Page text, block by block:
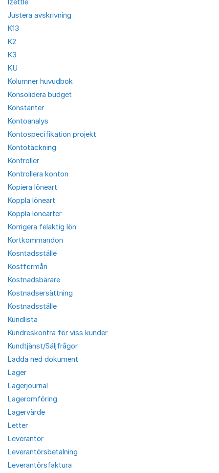
Izettle
Justera avskrivning
K13
K2
K3
KU
Kolumner huvudbok
Konsolidera budget
Konstanter
Kontoanalys
Kontospecifikation projekt
Kontotäckning
Kontroller
Kontrollera konton
Kopiera löneart
Koppla löneart
Koppla lönearter
Korrigera felaktig lön
Kortkommandon
Kosntadsställe
Kostförmån
Kostnadsbärare
Kostnadsersättning
Kostnadsställe
Kundlista
Kundreskontra för viss kunder
Kundtjänst/Säljfrågor
Ladda ned dokument
Lager
Lagerjournal
Lageromföring
Lagervärde
Letter
Leverantör
Leverantörsbetalning
Leverantörsfaktura